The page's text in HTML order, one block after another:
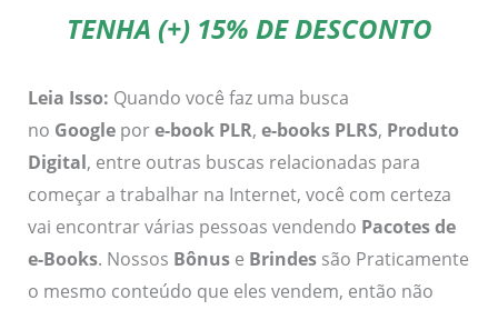
TENHA (+) 15% DE DESCONTO
Leia Isso: Quando você faz uma busca
no Googlepore-book PLR, e-books PLRS, Produto
Digital, entre outras buscas relacionadas para
começar a trabalhar na Internet, você com certeza
vai encontrar várias pessoas vendendo Pacotes de
e-Books. Nossos Bônuse Brindessão Praticamente
o mesmo conteúdo que eles vendem, então não